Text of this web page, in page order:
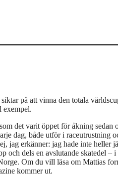
på att vinna den totala
exempel.
det varit öppet för åkning sedan
dag, både utför i raceutrustning
jag erkänner: jag hade inte heller
dels en avslutande skatedel –
Om du vill läsa om Mattias
kommer ut.